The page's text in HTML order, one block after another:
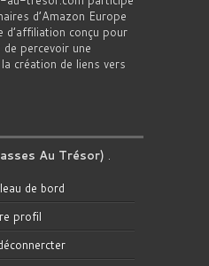
d’Amazon Europe
d’affiliation conçu pour
percevoir une
création de liens vers
Au Trésor) .
de bord
profil